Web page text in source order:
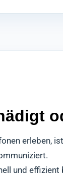
erleben,
und effizient